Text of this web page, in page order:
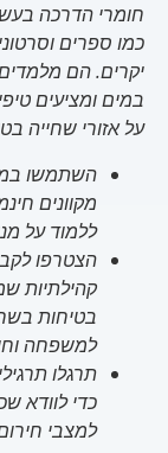
חומרי הדרכה
כמו ספרים
יקרים. הם מלמדים
במים ומציעים
על אזורי שחייה
השתמשו
מקוונים
ללמוד על
הצטרפו
קהילתיות
בטיחות
למשפחה
תרגלו
כדי לוודא
למצבי